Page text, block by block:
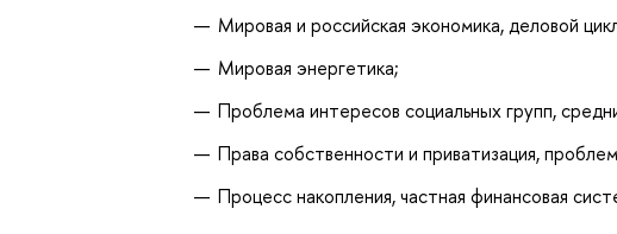
Мировая и российская экономика, деловой
Мировая энергетика;
Проблема интересов социальных групп,
Права собственности и приватизация,
Процесс накопления, частная финансовая